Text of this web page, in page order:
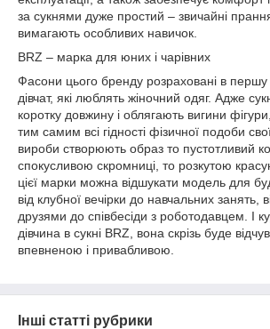
за сукнями дуже простий – звичайні
вимагають особливих навичок.
BRZ – марка для юних і чарівних
Фасони цього бренду розраховані в
дівчат, які люблять жіночний одяг. Адже
коротку довжину і облягають вигини
тим самим всі гідності фізичної подоби
вироби створюють образ то пустотливий
спокусливою скромниці, то розкутою
цієї марки можна відшукати модель для
від клубної вечірки до навчальних занять,
друзями до співбесіди з роботодавцем. І
дівчина в сукні BRZ, вона скрізь буде
впевненою і привабливою.
Інші статті рубрики